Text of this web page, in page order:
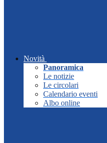
Novità
Panoramica
Le notizie
Le circolari
Calendario eventi
Albo online